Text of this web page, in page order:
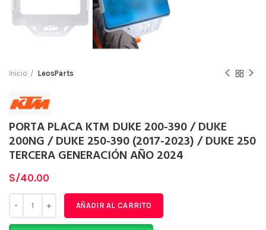
Inicio LeosParts
PORTA PLACA KTM DUKE 200-390 / DUKE
200NG / DUKE 250-390 (2017-2023) / DUKE 250
TERCERA GENERACIÓN AÑO 2024
S/40.00
AÑADIR AL CARRITO